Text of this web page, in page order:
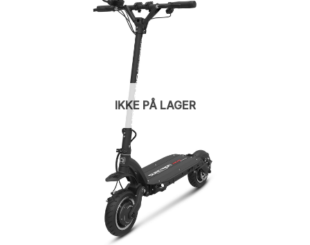
IKKE PÅ LAGER